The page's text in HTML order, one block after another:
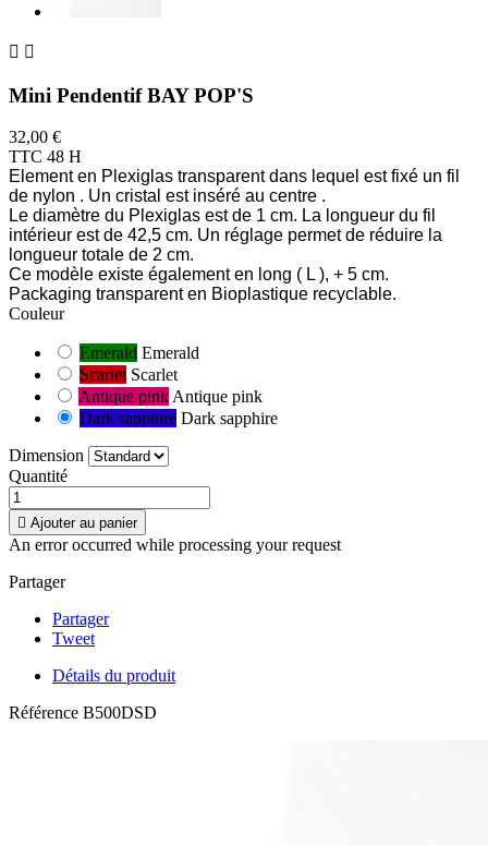
 
Mini Pendentif BAY POP'S
32,00 €
TTC 48 H
Element en Plexiglas transparent dans lequel est fixé un fil
de nylon . Un cristal est inséré au centre .
Le diamètre du Plexiglas est de 1 cm. La longueur du fil
intérieur est de 42,5 cm. Un réglage permet de réduire la
longueur totale de 2 cm.
Ce modèle existe également en long ( L ), + 5 cm.
Packaging transparent en Bioplastique recyclable.
Couleur
Emerald Emerald
Scarlet Scarlet
Antique pinkAntique pink
Dark sapphire Dark sapphire
Dimension
Quantité
 Ajouter au panier
An error occurred while processing your request
Partager
Partager
Tweet
Détails du produit
Référence B500DSD